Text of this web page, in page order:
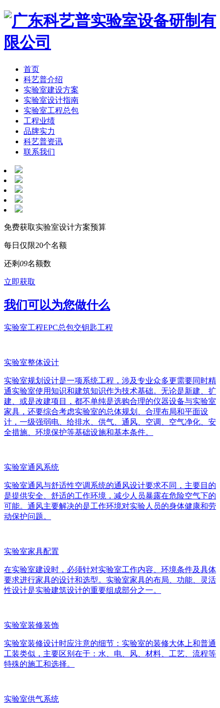
首页
科艺普介绍
实验室建设方案
实验室设计指南
实验室工程总包
工程业绩
品牌实力
科艺普资讯
联系我们
免费获取实验室设计方案预算
每日仅限20个名额
还剩09名额数
立即获取
我们可以为您做什么
实验室工程EPC总包交钥匙工程
实验室整体设计
实验室规划设计是一项系统工程，涉及专业众多更需要同时精
通实验室使用知识和建筑知识作为技术基础。无论是新建、扩
建、或是改建项目，都不单纯是选购合理的仪器设备与实验室
家具，还要综合考虑实验室的总体规划、合理布局和平面设
计，一级强弱电、给排水、供气、通风、空调、空气净化、安
全措施、环境保护等基础设施和基本条件。
实验室通风系统
实验室通风与舒适性空调系统的通风设计要求不同，主要目的
是提供安全、舒适的工作环境，减少人员暴露在危险空气下的
可能。通风主要解决的是工作环境对实验人员的身体健康和劳
动保护问题。
实验室家具配置
在实验室建设时，必须针对实验室工作内容、环境条件及具体
要求进行家具的设计和选型。实验室家具的布局、功能、灵活
性设计是实验建筑设计的重要组成部分之一。
实验室装修装饰
实验室装修设计时应注意的细节：实验室的装修大体上和普通
工装类似，主要区别在于：水、电、风、材料、工艺、流程等
特殊的施工和选择。
实验室供气系统